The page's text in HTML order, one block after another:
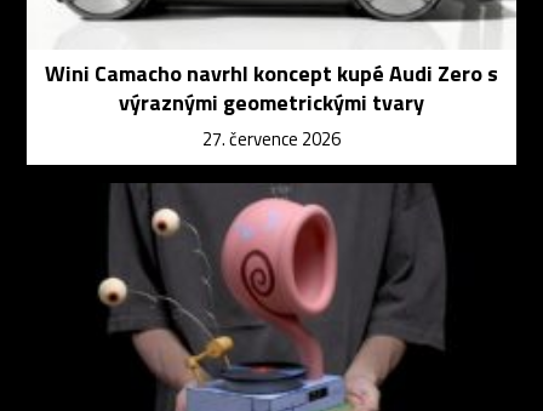
Wini Camacho navrhl koncept kupé Audi Zero s
výraznými geometrickými tvary
27. července 2026